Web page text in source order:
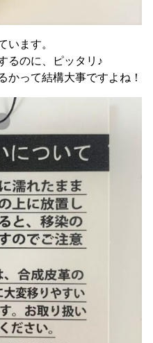
います。
るのに、ピッタリ♪
かって結構大事ですよね！